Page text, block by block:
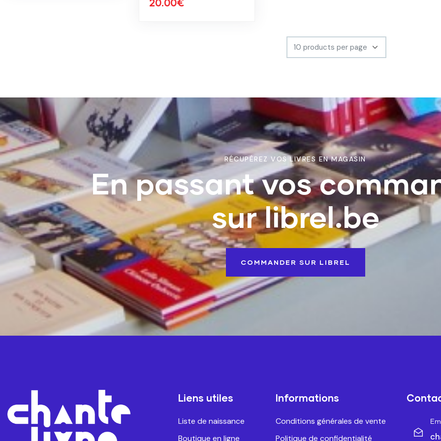
20.00€
RÉCUPÉREZ VOS LIVRES EN MAGASIN
En passant vos
sur librel.be
COMMANDER SUR LIBREL
Liens utiles
Liste de naissance
Boutique en ligne
Informations
Conditions générales de vente
Politique de confidentialité